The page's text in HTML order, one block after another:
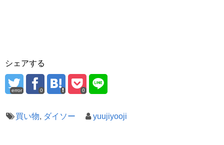
シェアする
error 0 0
買い物, ダイソー yuujiyooji